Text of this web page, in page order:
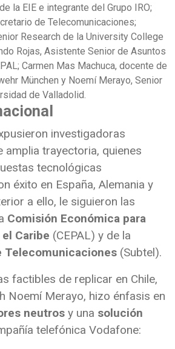
la EIE e integrante del Grupo IRO;
de Telecomunicaciones;
Research de la University College
Rojas, Asistente Senior de Asuntos
Carmen Mas Machuca, docente de
München y Noemí Merayo, Senior
de Valladolid.
investigadoras
amplia trayectoria, quienes
tecnológicas
éxito en España, Alemania y
a ello, le siguieron las
Comisión Económica para
Caribe (CEPAL) y de la
Telecomunicaciones (Subtel).
factibles de replicar en Chile,
Noemí Merayo, hizo énfasis en
neutros y una solución
telefónica Vodafone: